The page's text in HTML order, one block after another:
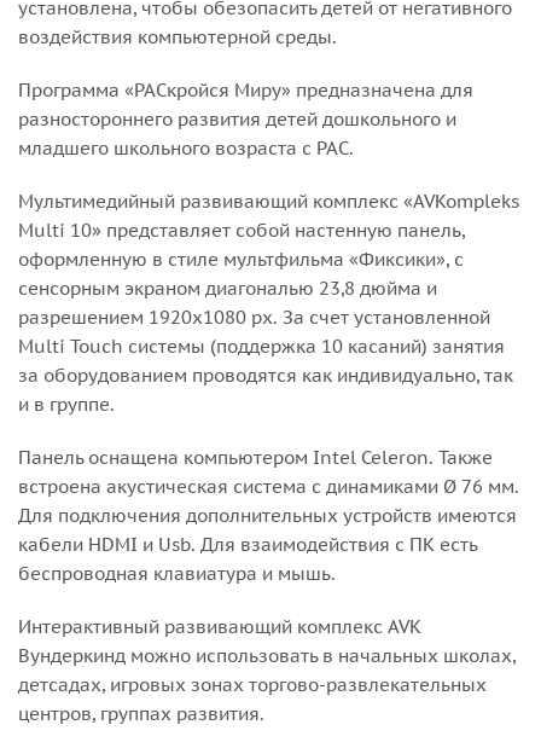
установлена, чтобы обезопасить детей от негативного
воздействия компьютерной среды.
Программа «РАСкройся Миру» предназначена для
разностороннего развития детей дошкольного и
младшего школьного возраста с РАС.
Мультимедийный развивающий комплекс «AVKompleks
Multi 10» представляет собой настенную панель,
оформленную в стиле мультфильма «Фиксики», с
сенсорным экраном диагональю 23,8 дюйма и
разрешением 1920х1080 px. За счет установленной
Multi Touch системы (поддержка 10 касаний) занятия
за оборудованием проводятся как индивидуально, так
и в группе.
Панель оснащена компьютером Intel Celeron. Также
встроена акустическая система с динамиками Ø 76 мм.
Для подключения дополнительных устройств имеются
кабели HDMI и Usb. Для взаимодействия с ПК есть
беспроводная клавиатура и мышь.
Интерактивный развивающий комплекс AVK
Вундеркинд можно использовать в начальных школах,
детсадах, игровых зонах торгово-развлекательных
центров, группах развития.